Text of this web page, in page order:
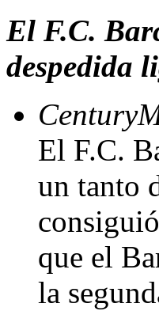
El F.C.
despedida
El F.C.
un tanto
que el
la